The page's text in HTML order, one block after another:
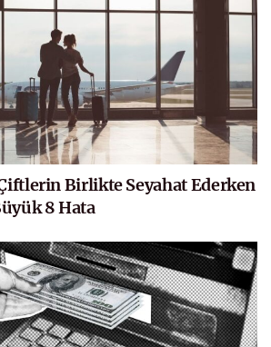
Birlikte Seyahat Ederken
8 Hata